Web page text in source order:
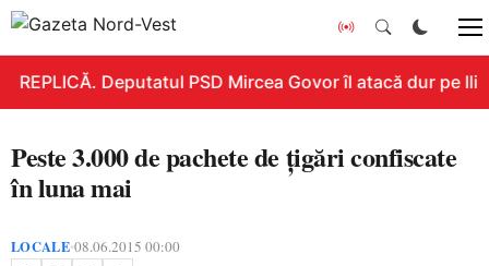
REPLICĂ. Deputatul PSD Mircea Govor îl atacă dur pe
Peste 3.000 de pachete de ţigări confiscate
în luna mai
LOCALE•08.06.2015 00:00